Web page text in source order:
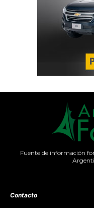
Fuente de información
Contacto